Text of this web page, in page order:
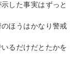
した事実はずっと
ほうはかなり警戒
るだけだとたかを